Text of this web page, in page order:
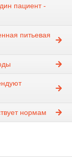
пациент -
питьевая
нормам